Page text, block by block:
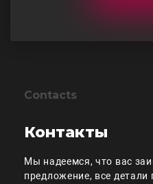
Contacts
Контакты
Мы надеемся, что вас
предложение, все детали